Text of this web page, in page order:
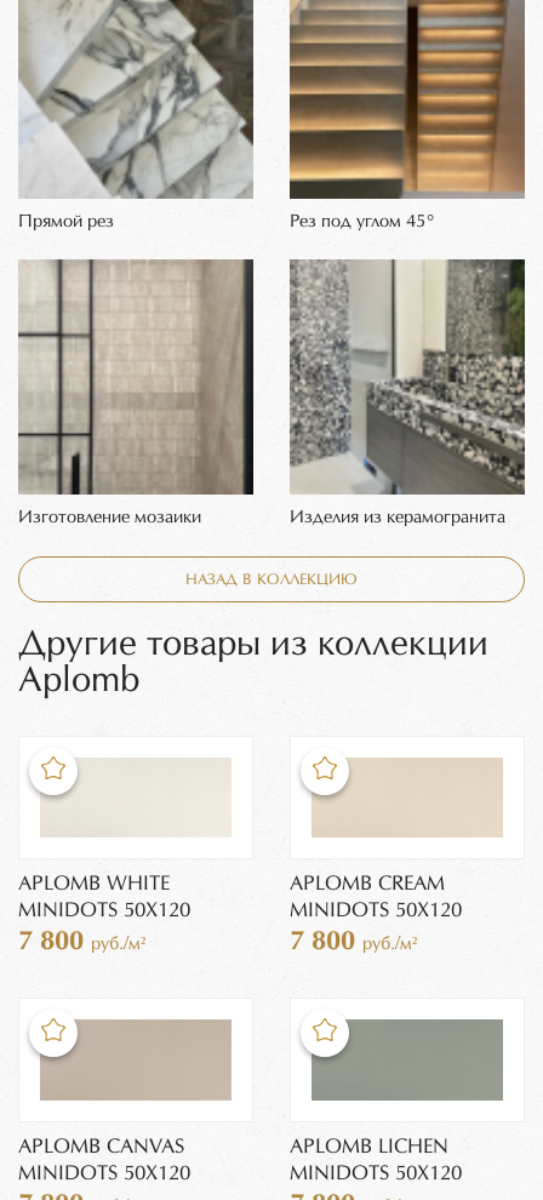
Прямой рез Рез под углом 45°
Изготовление мозаики Изделия из керамогранита
НАЗАД В КОЛЛЕКЦИЮ
Другие товары из коллекции
Aplomb
APLOMB WHITE
MINIDOTS 50X120
7 800 руб./м²
APLOMB CREAM
MINIDOTS 50X120
7 800 руб./м²
APLOMB CANVAS
MINIDOTS 50X120
APLOMB LICHEN
MINIDOTS 50X120